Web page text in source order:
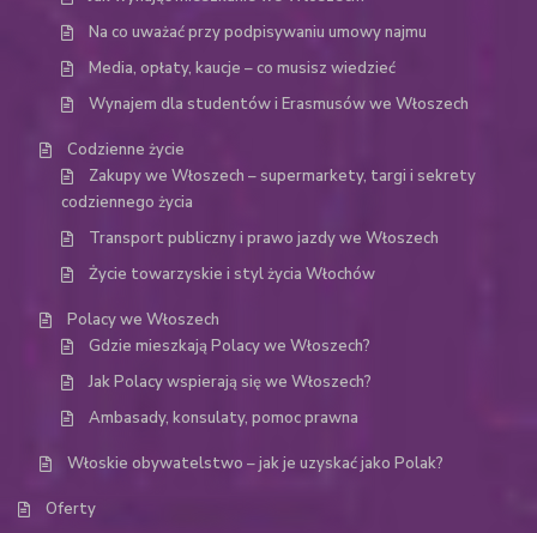
Na co uważać przy podpisywaniu umowy najmu
Media, opłaty, kaucje – co musisz wiedzieć
Wynajem dla studentów i Erasmusów we Włoszech
Codzienne życie
Zakupy we Włoszech – supermarkety, targi i sekrety
codziennego życia
Transport publiczny i prawo jazdy we Włoszech
Życie towarzyskie i styl życia Włochów
Polacy we Włoszech
Gdzie mieszkają Polacy we Włoszech?
Jak Polacy wspierają się we Włoszech?
Ambasady, konsulaty, pomoc prawna
Włoskie obywatelstwo – jak je uzyskać jako Polak?
Oferty